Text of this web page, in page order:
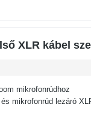
XLR kábel
mikrofonrúdhoz
mikrofonrúd lezáró